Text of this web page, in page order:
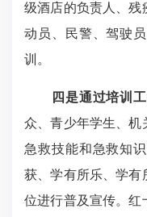
级酒店的负责人、残
动员、民警、驾驶
训。
四是通过培训
众、青少年学生、机
急救技能和急救知
获、学有所乐、学有
位进行普及宣传。红